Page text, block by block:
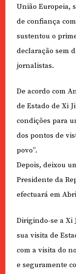
União Europeia,
de confiança
sustentou o
declaração sem
jornalistas.
De acordo com
de Estado de Xi
condições para
dos pontos de
povo”.
Depois, deixou
Presidente da
efectuará em
Dirigindo-se a Xi
sua visita de
com a visita do
e seguramente